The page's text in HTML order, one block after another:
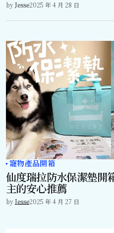
byJesse2025 年 4 月 28 日
寵物產品開箱
仙度瑞拉防水保潔墊開
主的安心推薦
byJesse2025 年 4 月 27 日